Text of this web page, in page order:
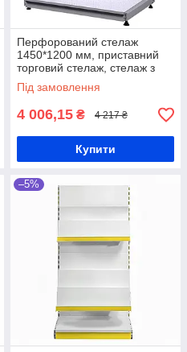
Перфорований стелаж
1450*1200 мм, приставний
торговий стелаж, стелаж з
перфорацією, стелаж для
гачків, стелаж для
інструментів
Під замовлення
4 006,15 ₴ 4 217 ₴
Купити
–5%